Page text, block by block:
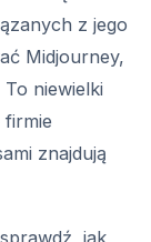
z jego
Midjourney,
niewielki
znajdują
jak